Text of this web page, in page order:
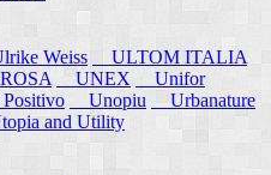
Weiss
ULTOM ITALIA
UNEX
Unifor
Unopiu
Urbanature
and Utility